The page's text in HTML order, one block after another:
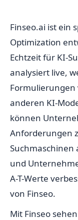
Finseo.ai ist ein
Optimization
Echtzeit für KI-
analysiert live,
Formulierungen
anderen KI-
können
Anforderungen
Suchmaschinen
und
A-T-Werte
von Finseo.
Mit Finseo